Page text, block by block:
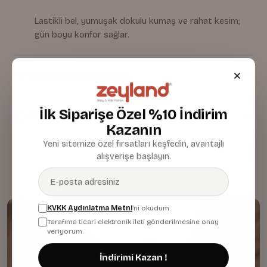
Lastikli bel, yumuşak dokulu kumaş ve rahat kesim;
gün boyu konfor sağlar.
Bakım & Temizlik
İlk Siparişe Özel %10 İndirim
Kazanın
Yeni sitemize özel fırsatları keşfedin, avantajlı
alışverişe başlayın.
KVKK Aydınlatma Metni'ni okudum.
Tarafıma ticari elektronik ileti gönderilmesine onay
veriyorum.
İndirimi Kazan !